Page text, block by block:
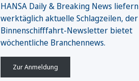
HANSA Daily & Breaking News liefern
werktäglich aktuelle Schlagzeilen, der
Binnenschifffahrt-Newsletter bietet
wöchentliche Branchennews.
Zur Anmeldung